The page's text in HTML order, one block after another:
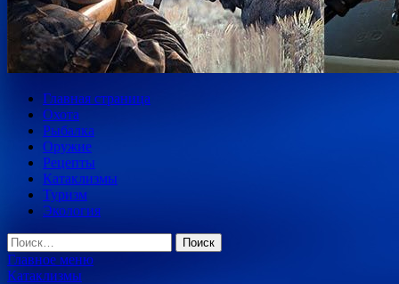
Главная страница
Охота
Рыбалка
Оружие
Рецепты
Катаклизмы
Туризм
Экология
Найти:
Главное меню
Катаклизмы